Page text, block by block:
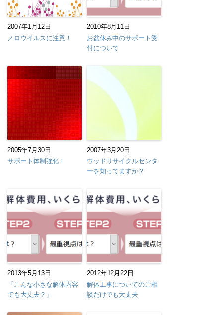
2007年1月12日
ノロウイルスに注意！
2010年8月11日
お盆休み中のサポート受
付について
2005年7月30日
サポート体制強化！
2007年3月20日
ウッドリサイクルセンタ
ーを知ってますか？
2013年5月13日
「こんな小さな解体内容
でも大丈夫？」
2012年12月22日
解体工事についてのご相
談だけでも大丈夫